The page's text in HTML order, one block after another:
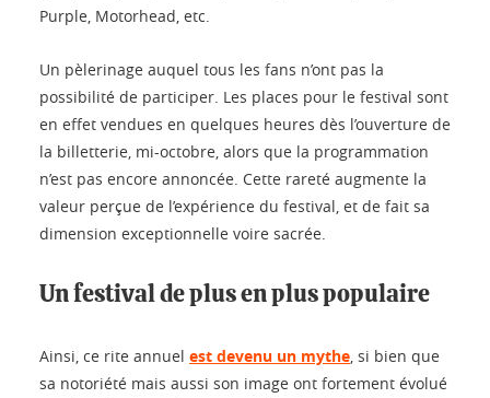
Purple, Motorhead, etc.
Un pèlerinage auquel tous les fans n’ont pas la
possibilité de participer. Les places pour le festival sont
en effet vendues en quelques heures dès l’ouverture de
la billetterie, mi-octobre, alors que la programmation
n’est pas encore annoncée. Cette rareté augmente la
valeur perçue de l’expérience du festival, et de fait sa
dimension exceptionnelle voire sacrée.
Un festival de plus en plus populaire
Ainsi, ce rite annuel est devenu un mythe , si bien que
sa notoriété mais aussi son image ont fortement évolué